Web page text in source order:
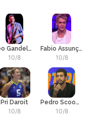
Leo Gandelman
10/8
Fabio Assunção
10/8
Pri Daroit
10/8
Pedro Scooby
10/8